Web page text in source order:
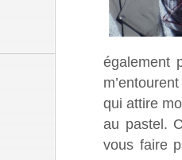
également
qui attire
au pastel.
vous faire